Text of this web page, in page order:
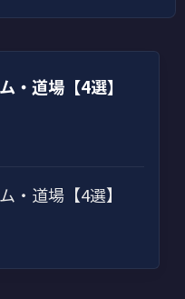
・道場【4選】
・道場【4選】